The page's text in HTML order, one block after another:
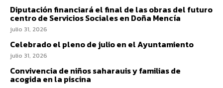
Diputación financiará el final de las obras del futuro
centro de Servicios Sociales en Doña Mencía
julio 31, 2026
Celebrado el pleno de julio en el Ayuntamiento
julio 31, 2026
Convivencia de niños saharauis y familias de
acogida en la piscina